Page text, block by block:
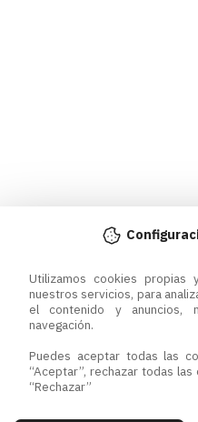
Utilizamos cookies
nuestros servicios, para
el contenido y anuncios,
navegación.
Puedes aceptar todas las
“Aceptar”, rechazar todas
“Rechazar”